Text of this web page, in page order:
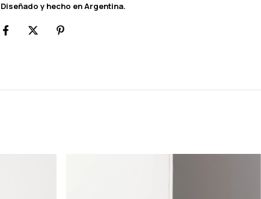
Diseñado y hecho en Argentina.